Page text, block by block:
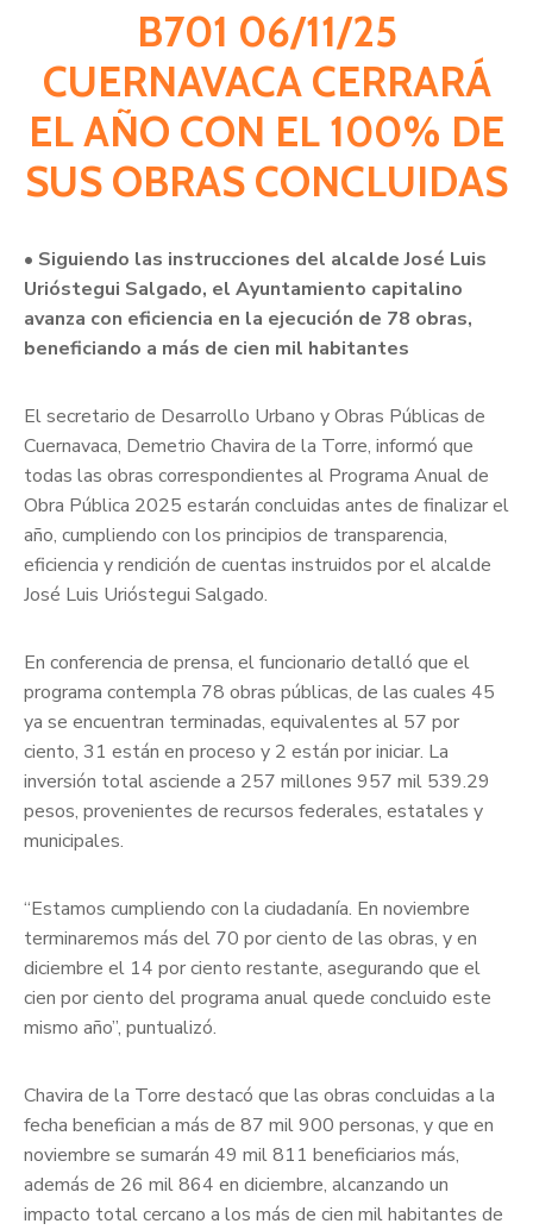
B701 06/11/25
CUERNAVACA CERRARÁ
EL AÑO CON EL 100% DE
SUS OBRAS CONCLUIDAS
• Siguiendo las instrucciones del alcalde José Luis
Urióstegui Salgado, el Ayuntamiento capitalino
avanza con eficiencia en la ejecución de 78 obras,
beneficiando a más de cien mil habitantes
El secretario de Desarrollo Urbano y Obras Públicas de
Cuernavaca, Demetrio Chavira de la Torre, informó que
todas las obras correspondientes al Programa Anual de
Obra Pública 2025 estarán concluidas antes de finalizar el
año, cumpliendo con los principios de transparencia,
eficiencia y rendición de cuentas instruidos por el alcalde
José Luis Urióstegui Salgado.
En conferencia de prensa, el funcionario detalló que el
programa contempla 78 obras públicas, de las cuales 45
ya se encuentran terminadas, equivalentes al 57 por
ciento, 31 están en proceso y 2 están por iniciar. La
inversión total asciende a 257 millones 957 mil 539.29
pesos, provenientes de recursos federales, estatales y
municipales.
“Estamos cumpliendo con la ciudadanía. En noviembre
terminaremos más del 70 por ciento de las obras, y en
diciembre el 14 por ciento restante, asegurando que el
cien por ciento del programa anual quede concluido este
mismo año”, puntualizó.
Chavira de la Torre destacó que las obras concluidas a la
fecha benefician a más de 87 mil 900 personas, y que en
noviembre se sumarán 49 mil 811 beneficiarios más,
además de 26 mil 864 en diciembre, alcanzando un
impacto total cercano a los más de cien mil habitantes de